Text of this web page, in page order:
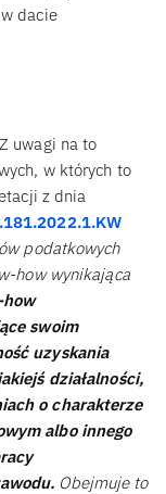
dacie
uwagi na to
w których to
z dnia
podatkowych
how wynikająca
swoim
uzyskania
działalności,
o charakterze
albo innego
Obejmuje to